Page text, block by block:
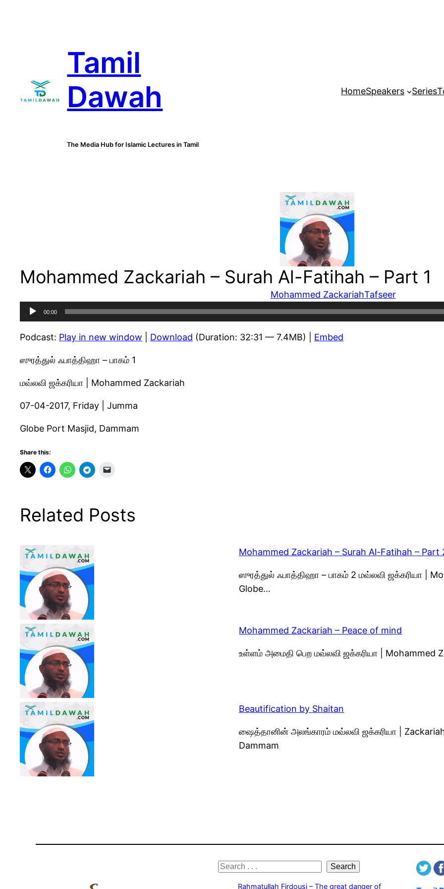
Tamil
Dawah
The Media Hub for Islamic Lectures in Tamil
HomeSpeakers Series
Mohammed Zackariah – Surah Al-Fatihah – Part 1
Mohammed ZackariahTafseer
Audio
Player
00:00
Podcast: Play in new window Download (Duration: 32:31 — 7.4MB) | Embed
ஸுரத்துல் ஃபாத்திஹா – பாகம் 1
மவ்லவி ஜக்கரியா | Mohammed Zackariah
07-04-2017, Friday | Jumma
Globe Port Masjid, Dammam
Share this:
Related Posts
Mohammed Zackariah – Surah Al-Fatihah – Part
ஸுரத்துல் ஃபாத்திஹா – பாகம் 2 மவ்லவி ஜக்கரியா |
Globe…
Mohammed Zackariah – Peace of mind
உள்ளம் அமைதி பெற மவ்லவி ஜக்கரியா | Mohammed
Beautification by Shaitan
ஷைத்தானின் அலங்காரம் மவ்லவி ஜக்கரியா |
Dammam
S
Search
Rahmatullah Firdousi – The great danger of